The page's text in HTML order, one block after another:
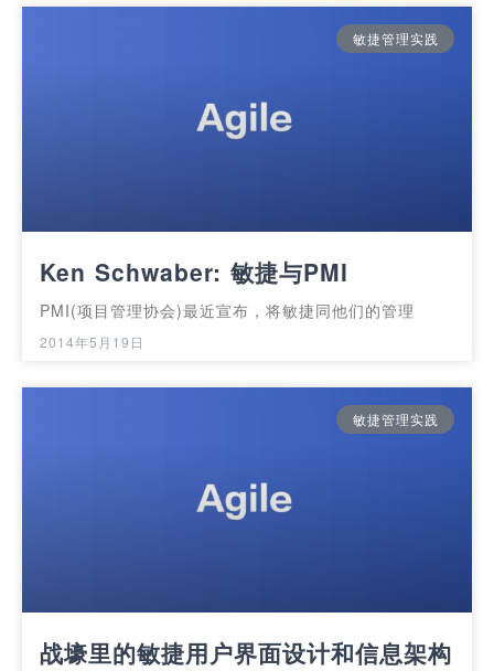
敏捷管理实践
Ken Schwaber: 敏捷与PMI
PMI(项目管理协会)最近宣布，将敏捷同他们的管理
2014年5月19日
敏捷管理实践
战壕里的敏捷用户界面设计和信息架构